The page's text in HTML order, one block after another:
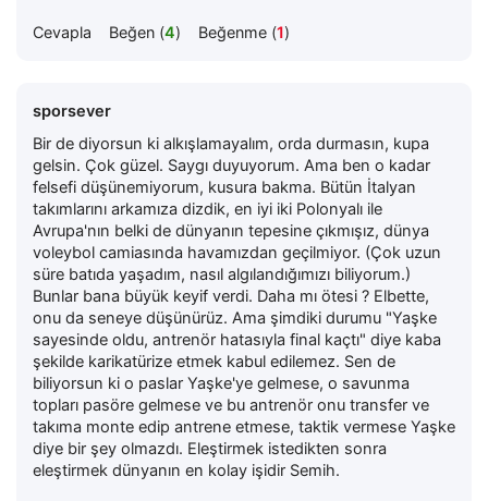
Cevapla Beğen (4) Beğenme (1)
sporsever
Bir de diyorsun ki alkışlamayalım, orda durmasın, kupa
gelsin. Çok güzel. Saygı duyuyorum. Ama ben o kadar
felsefi düşünemiyorum, kusura bakma. Bütün İtalyan
takımlarını arkamıza dizdik, en iyi iki Polonyalı ile
Avrupa'nın belki de dünyanın tepesine çıkmışız, dünya
voleybol camiasında havamızdan geçilmiyor. (Çok uzun
süre batıda yaşadım, nasıl algılandığımızı biliyorum.)
Bunlar bana büyük keyif verdi. Daha mı ötesi ? Elbette,
onu da seneye düşünürüz. Ama şimdiki durumu "Yaşke
sayesinde oldu, antrenör hatasıyla final kaçtı" diye kaba
şekilde karikatürize etmek kabul edilemez. Sen de
biliyorsun ki o paslar Yaşke'ye gelmese, o savunma
topları pasöre gelmese ve bu antrenör onu transfer ve
takıma monte edip antrene etmese, taktik vermese Yaşke
diye bir şey olmazdı. Eleştirmek istedikten sonra
eleştirmek dünyanın en kolay işidir Semih.